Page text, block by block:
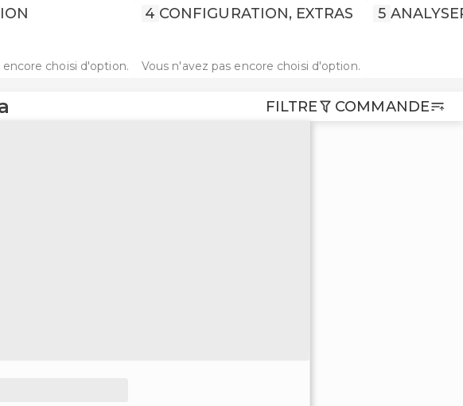
encore choisi d'option.
4 CONFIGURATION, EXTRAS
Vous n'avez pas encore choisi d'option.
5
FILTRE COMMANDE